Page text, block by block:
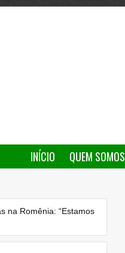
INÍCIO QUEM SOMOS
na Romênia: “Estamos